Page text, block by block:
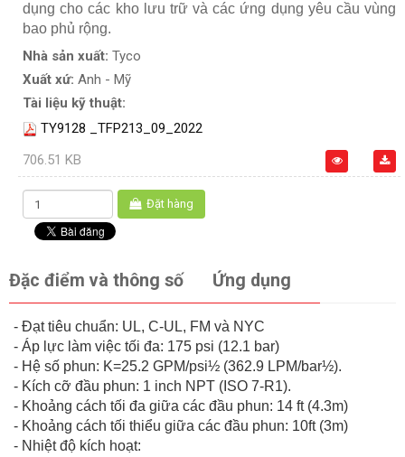
dụng cho các kho lưu trữ và các ứng dụng yêu cầu vùng
bao phủ rộng.
Nhà sản xuất: Tyco
Xuất xứ: Anh - Mỹ
Tài liệu kỹ thuật:
TY9128 _TFP213_09_2022
706.51 KB
Đặt hàng
Đặc điểm và thông số Ứng dụng
- Đạt tiêu chuẩn: UL, C-UL, FM và NYC
- Áp lực làm việc tối đa: 175 psi (12.1 bar)
- Hệ số phun: K=25.2 GPM/psi½ (362.9 LPM/bar½).
- Kích cỡ đầu phun: 1 inch NPT (ISO 7-R1).
- Khoảng cách tối đa giữa các đầu phun: 14 ft (4.3m)
- Khoảng cách tối thiểu giữa các đầu phun: 10ft (3m)
- Nhiệt độ kích hoạt: